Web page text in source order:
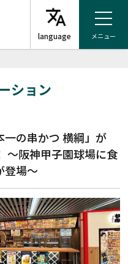
メニュー
ション
の串かつ 横綱」が
～阪神甲子園球場に食
登場～